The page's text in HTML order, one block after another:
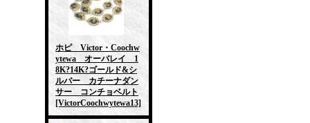
ホピ Victor・Coochw
ytewa オーバレイ 1
8K?14K?ゴールド&シ
ルバー カチーナダン
サー コンチョベルト
[VictorCoochwytewa13]